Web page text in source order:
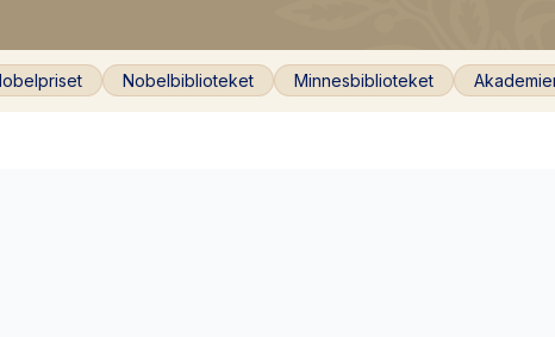
Nobelbiblioteket Minnesbiblioteket